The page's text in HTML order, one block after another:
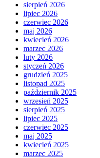
sierpień 2026
lipiec 2026
czerwiec 2026
maj 2026
kwiecień 2026
marzec 2026
luty 2026
styczeń 2026
grudzień 2025
listopad 2025
październik 2025
wrzesień 2025
sierpień 2025
lipiec 2025
czerwiec 2025
maj 2025
kwiecień 2025
marzec 2025